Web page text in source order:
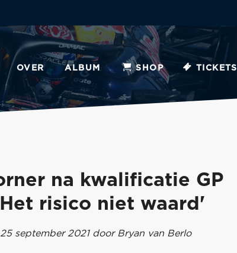
OVER ALBUM SHOP TICKETS
na kwalificatie GP
risico niet waard'
september 2021 door Bryan van Berlo